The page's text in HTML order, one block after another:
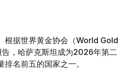
根据世界黄金协会（World Gold
，哈萨克斯坦成为2026年第二
名前五的国家之一。